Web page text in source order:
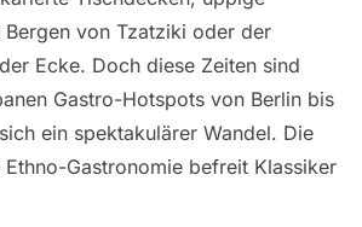
Bergen von Tzatziki oder der
Ecke. Doch diese Zeiten sind
Gastro-Hotspots von Berlin bis
ein spektakulärer Wandel. Die
Ethno-Gastronomie befreit Klassiker